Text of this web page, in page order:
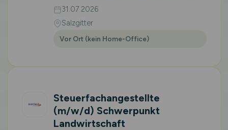
31.07.2026
Salzgitter
Vor Ort (kein Home-Office)
Steuerfachangestellte
(m/w/d) Schwerpunkt
Landwirtschaft